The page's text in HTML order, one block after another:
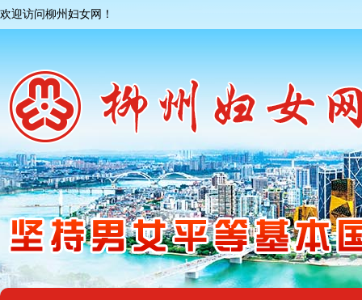
欢迎访问柳州妇女网！